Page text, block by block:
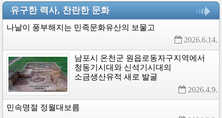
유구한 력사, 찬란한 문화
나날이 풍부해지는 민족문화유산의
보물고
2026.6.14.
남포시 온천군 원읍로동자구지역에서
청동기시대와 신석기시대의
소금생산유적 새로 발굴
2026.4.9.
민속명절 정월대보름